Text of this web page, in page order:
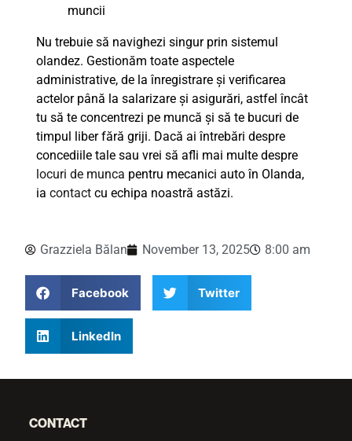
muncii
Nu trebuie să navighezi singur prin sistemul
olandez. Gestionăm toate aspectele
administrative, de la înregistrare și verificarea
actelor până la salarizare și asigurări, astfel încât
tu să te concentrezi pe muncă și să te bucuri de
timpul liber fără griji. Dacă ai întrebări despre
concediile tale sau vrei să afli mai multe despre
locuri de munca pentru mecanici auto în Olanda,
ia contact cu echipa noastră astăzi.
Grazziela Bălan November 13, 2025 8:00 am
Facebook Twitter
LinkedIn
CONTACT